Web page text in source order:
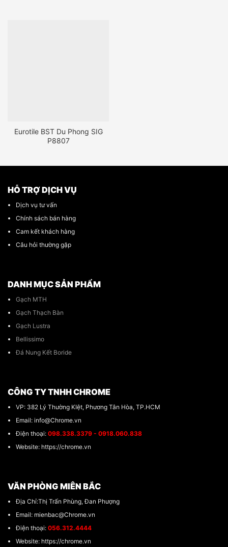
Eurotile BST Du Phong SIG
P8807
HỖ TRỢ DỊCH VỤ
Dịch vụ tư vấn
Chính sách bán hàng
Cam kết khách hàng
Câu hỏi thường gặp
DANH MỤC SẢN PHẨM
Gạch MTH
Gạch Thạch Bàn
Gạch Lustra
Bellissimo
Đá Nung Kết Boride
CÔNG TY TNHH CHROME
VP: 382 Lý Thường KIệt, Phương Tân Hòa, TP.HCM
Email: info@Chrome.vn
Điện thoại: 098.338.3379 - 0918.060.838
Website: https://chrome.vn
VĂN PHÒNG MIÊN BẮC
Địa Chỉ:Thị Trấn Phùng, Đan Phượng
Email: mienbac@Chrome.vn
Điện thoại: 056.312.4444
Website: https://chrome.vn